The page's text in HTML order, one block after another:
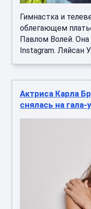
Гимнастка и
облегающем
Павлом Волей.
Instagram. Ляйсан
Актриса Карла
снялась на гала-